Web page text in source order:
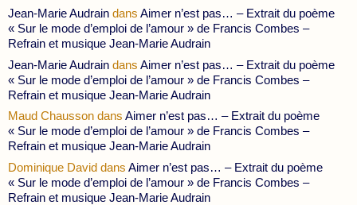
Jean-Marie Audrain dans Aimer n’est pas… – Extrait du poème
« Sur le mode d’emploi de l’amour » de Francis Combes –
Refrain et musique Jean-Marie Audrain
Jean-Marie Audrain dans Aimer n’est pas… – Extrait du poème
« Sur le mode d’emploi de l’amour » de Francis Combes –
Refrain et musique Jean-Marie Audrain
Maud Chausson dans Aimer n’est pas… – Extrait du poème
« Sur le mode d’emploi de l’amour » de Francis Combes –
Refrain et musique Jean-Marie Audrain
Dominique David dans Aimer n’est pas… – Extrait du poème
« Sur le mode d’emploi de l’amour » de Francis Combes –
Refrain et musique Jean-Marie Audrain